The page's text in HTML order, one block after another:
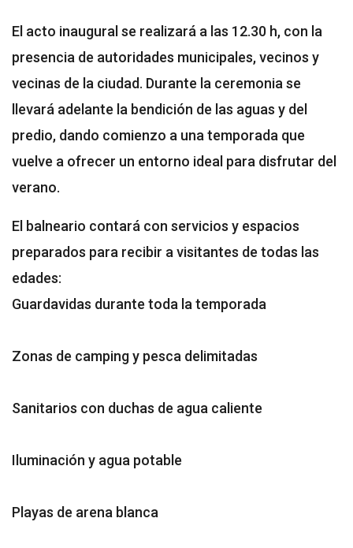
El acto inaugural se realizará a las 12.30 h, con la
presencia de autoridades municipales, vecinos y
vecinas de la ciudad. Durante la ceremonia se
llevará adelante la bendición de las aguas y del
predio, dando comienzo a una temporada que
vuelve a ofrecer un entorno ideal para disfrutar del
verano.
El balneario contará con servicios y espacios
preparados para recibir a visitantes de todas las
edades:
Guardavidas durante toda la temporada
Zonas de camping y pesca delimitadas
Sanitarios con duchas de agua caliente
Iluminación y agua potable
Playas de arena blanca